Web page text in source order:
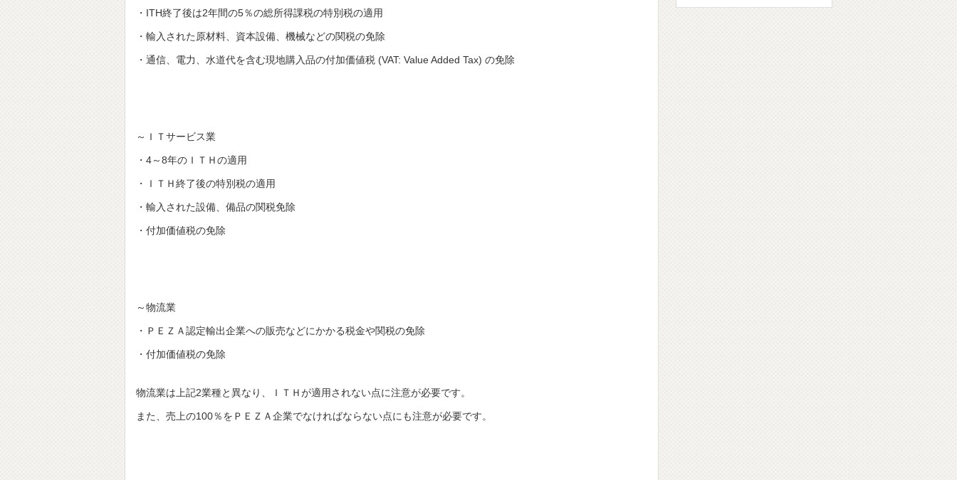
・ITH終了後は2年間の5％の総所得課税の特別税の適用
・輸入された原材料、資本設備、機械などの関税の免除
・通信、電力、水道代を含む現地購入品の付加価値税 (VAT: Value Added Tax) の免除
～ＩＴサービス業
・4～8年のＩＴＨの適用
・ＩＴＨ終了後の特別税の適用
・輸入された設備、備品の関税免除
・付加価値税の免除
～物流業
・ＰＥＺＡ認定輸出企業への販売などにかかる税金や関税の免除
・付加価値税の免除
物流業は上記2業種と異なり、ＩＴＨが適用されない点に注意が必要です。
また、売上の100％をＰＥＺＡ企業でなければならない点にも注意が必要です。